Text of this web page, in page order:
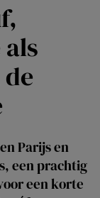
Parijs en
een prachtig
een korte